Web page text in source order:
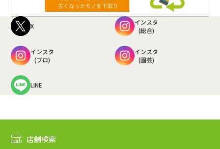
X
インスタ
(総合)
インスタ
(プロ)
インスタ
(園芸)
LINE
店舗検索